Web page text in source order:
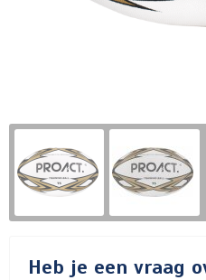
Heb je een vraag